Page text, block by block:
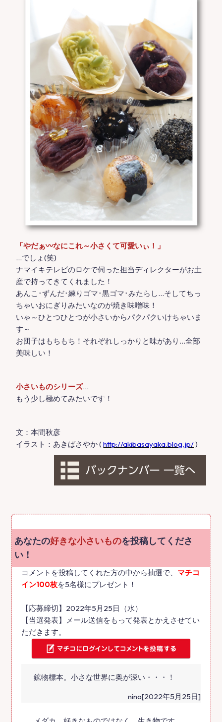
「やだぁ〰️なにこれ～小さくて可愛いぃ！」
…でしょ(笑)
ナマイキテレビのロケで伺った担当ディレクターがお土
産で持ってきてくれました！
あんこ･ずんだ･練りゴマ･黒ゴマ･みたらし…そしてちっ
ちゃいおにぎりみたいなのが焼き味噌味！
いゃ～ひとつひとつが小さいからパクパクいけちゃいま
す～
お団子はもちもち！それぞれしっかりと味があり…全部
美味しい！
小さいものシリーズ…
もう少し極めてみたいです！
文：本間秋彦
イラスト：あきばさやか (http://akibasayaka.blog.jp/)
あなたの好きな小さいものを投稿してくださ
い！
コメントを投稿してくれた方の中から抽選で、 マチコ
イン100枚を5名様にプレゼント！
【応募締切】2022年5月25日（水）
【当選発表】メール送信をもって発表とかえさせてい
ただきます。
鉱物標本。小さな世界に奥が深い・・・！
nino[2022年5月25日]